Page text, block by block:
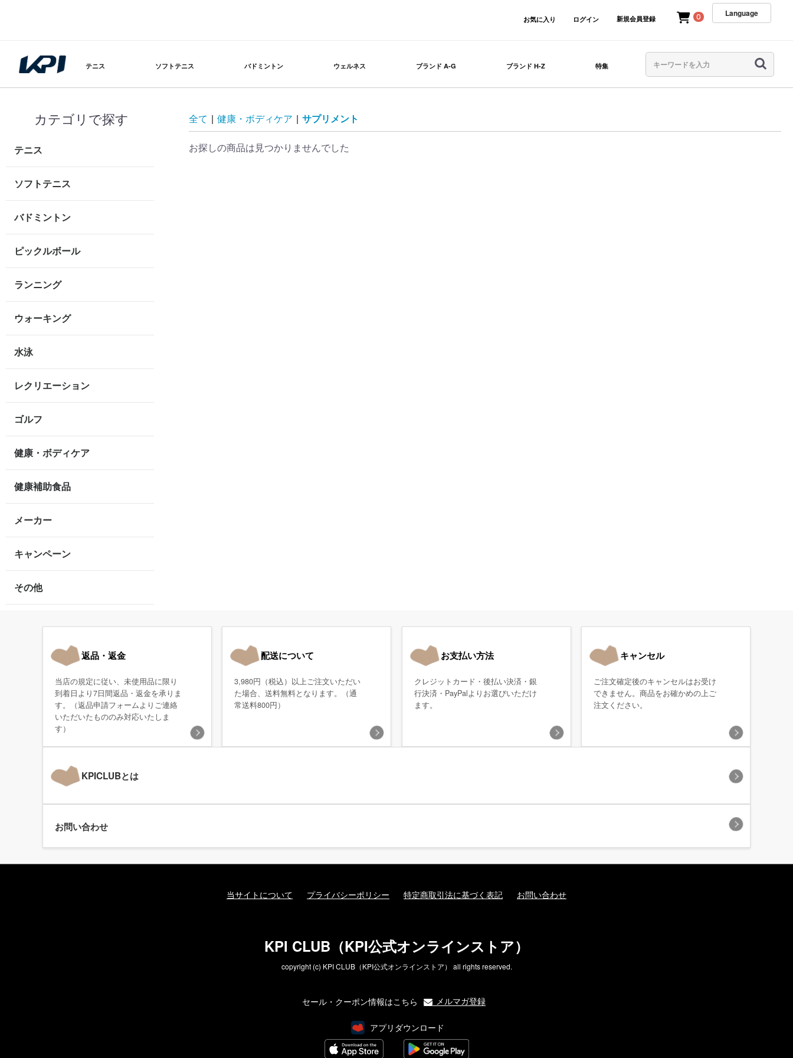
お気に入り ログイン 新規会員登録 0 Language
テニス ソフトテニス バドミントン ウェルネス ブランド A-G ブランド H-Z 特集
カテゴリで探す
テニス
ソフトテニス
バドミントン
ピックルボール
ランニング
ウォーキング
水泳
レクリエーション
ゴルフ
健康・ボディケア
健康補助食品
メーカー
キャンペーン
その他
全て | 健康・ボディケア | サプリメント
お探しの商品は見つかりませんでした
返品・返金
当店の規定に従い、未使用品に限り
到着日より7日間返品・返金を承りま
す。（返品申請フォームよりご連絡
いただいたもののみ対応いたしま
す）
配送について
3,980円（税込）以上ご注文いただい
た場合、送料無料となります。（通
常送料800円）
お支払い方法
クレジットカード・後払い決済・銀
行決済・PayPalよりお選びいただけ
ます。
キャンセル
ご注文確定後のキャンセルはお受け
できません。商品をお確かめの上ご
注文ください。
KPICLUBとは
お問い合わせ
当サイトについて プライバシーポリシー 特定商取引法に基づく表記 お問い合わせ
KPI CLUB（KPI公式オンラインストア）
copyright (c) KPI CLUB（KPI公式オンラインストア） all rights reserved.
セール・クーポン情報はこちら メルマガ登録
アプリダウンロード